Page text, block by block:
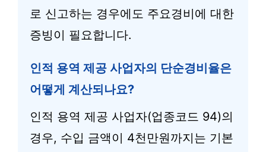
로 신고하는 경우에도 주요경비에 대한
증빙이 필요합니다.
인적 용역 제공 사업자의 단순경비율은
어떻게 계산되나요?
인적 용역 제공 사업자(업종코드 94)의
경우, 수입 금액이 4천만원까지는 기본